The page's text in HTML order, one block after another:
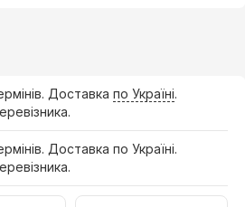
Доставка по Україні.
Доставка по Україні.